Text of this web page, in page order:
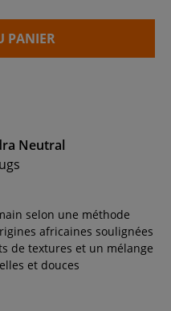
PANIER
Neutral
selon une méthode
africaines soulignées
de textures et un mélange
et douces